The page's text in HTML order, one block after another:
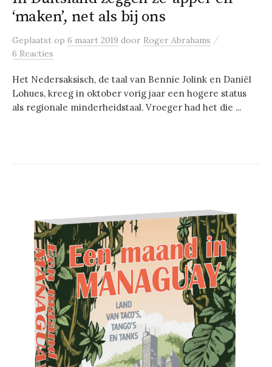
‘maken’, net als bij ons
Geplaatst op 6 maart 2019 door Roger Abrahams /
6 Reacties
Het Nedersaksisch, de taal van Bennie Jolink en Daniël
Lohues, kreeg in oktober vorig jaar een hogere status
als regionale minderheidstaal. Vroeger had het die ...